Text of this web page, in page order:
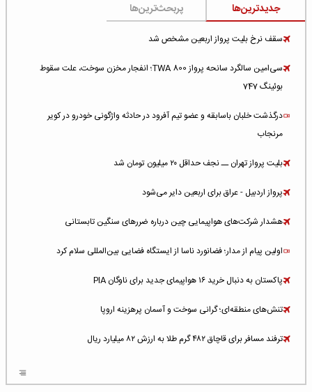
جدیدترین‌ها پربحث‌ترین‌ها
سقف نرخ بلیت پرواز اربعین مشخص شد
سی‌امین سالگرد سانحه پرواز TWA 800؛ انفجار مخزن سوخت، علت سقوط
بوئینگ 747
درگذشت خلبان باسابقه و عضو تیم آفرود در حادثه واژگونی خودرو در کویر
مرنجاب
بلیت پرواز تهران ــ نجف حداقل ۲۰ میلیون تومان شد
پرواز اردبیل - عراق برای اربعین دایر می‌شود
هشدار شرکت‌های هواپیمایی چین درباره ضررهای سنگین تابستانی
اولین پیام از مدار؛ فضانورد ناسا از ایستگاه فضایی بین‌المللی سلام کرد
پاکستان به دنبال خرید ۱۶ هواپیمای جدید برای ناوگان PIA
تنش‌های منطقه‌ای؛ گرانی سوخت و آسمان پرهزینه اروپا
ترفند مسافر برای قاچاق ۴۸۲ گرم طلا به ارزش ۸۲ میلیارد ریال